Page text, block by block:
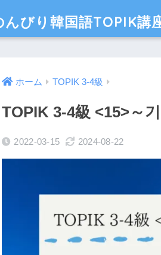
ホーム TOPIK 3-4級
TOPIK 3-4級 <15>～
2022-03-15 2024-08-22